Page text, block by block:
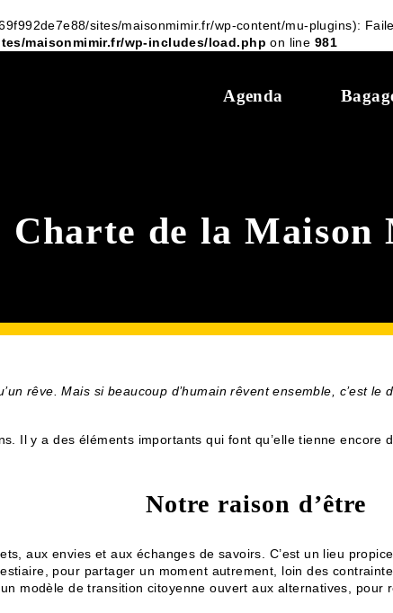
sites/maisonmimir.fr/wp-content/mu-plugins):
maisonmimir.fr/wp-includes/load.php on line 981
Agenda
Charte de la
rêve. Mais si beaucoup d’humain rêvent ensemble, c’est
Il y a des éléments importants qui font qu’elle tienne encore
Notre raison d’être
aux envies et aux échanges de savoirs. C’est un lieu
pour partager un moment autrement, loin des
modèle de transition citoyenne ouvert aux alternatives, pour